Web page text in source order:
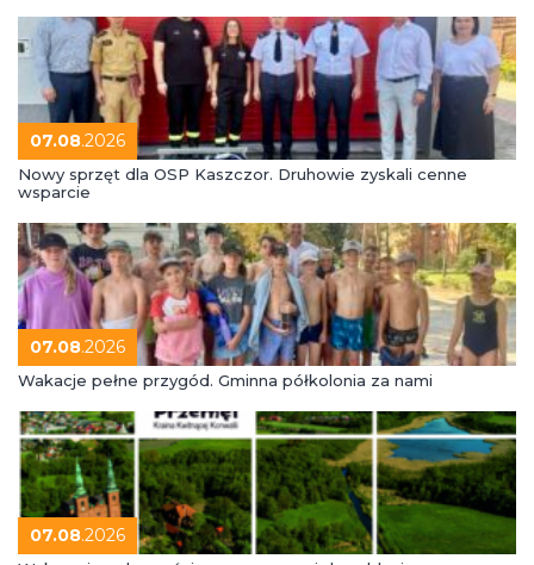
07.08.2026
Nowy sprzęt dla OSP Kaszczor. Druhowie zyskali cenne
wsparcie
07.08.2026
Wakacje pełne przygód. Gminna półkolonia za nami
07.08.2026